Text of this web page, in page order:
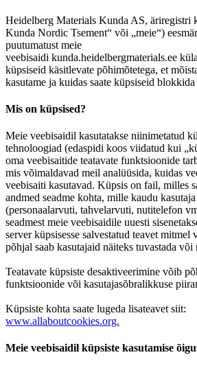
Heidelberg Materials Kunda AS,
Kunda Nordic Tsement“ või „meie“)
puutumatust meie
veebisaidi kunda.heidelbergmaterials.ee
küpsiseid käsitlevate põhimõtetega, et
kasutame ja kuidas saate küpsiseid
Mis on küpsised?
Meie veebisaidil kasutatakse niinimetatud
tehnoloogiad (edaspidi koos viidatud kui
oma veebisaitide teatavate funktsioonide
mis võimaldavad meil analüüsida, kuidas
veebisaiti kasutavad. Küpsis on fail, milles
andmed seadme kohta, mille kaudu
(personaalarvuti, tahvelarvuti, nutitelefon
seadmest meie veebisaidile uuesti
server küpsisesse salvestatud teavet
põhjal saab kasutajaid näiteks tuvastada
Teatavate küpsiste desaktiveerimine võib
funktsioonide või kasutajasõbralikkuse
Küpsiste kohta saate lugeda lisateavet siit:
www.allaboutcookies.org.
Meie veebisaidil küpsiste kasutamise